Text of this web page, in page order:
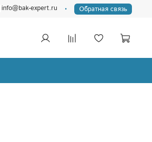
info@bak-expert.ru Обратная связь